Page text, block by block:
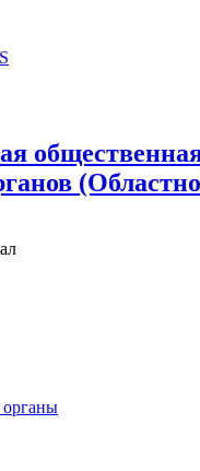
органы